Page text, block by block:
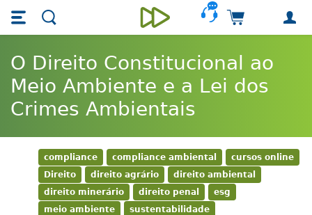
Skip main navigation
Skip to main content
Unieducar
Carrinho de
O Direito Constitucional ao
Meio Ambiente e a Lei dos
Crimes Ambientais
compliance compliance ambiental
cursos online
Direito
direito agrário
direito ambiental
direito minerário
direito penal
esg
meio ambiente
sustentabilidade